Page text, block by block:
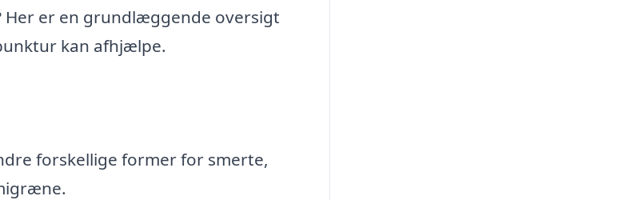
er en grundlæggende oversigt
kan afhjælpe.
forskellige former for smerte,